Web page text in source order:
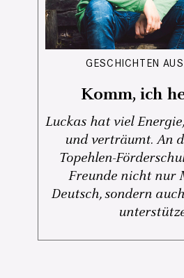
GESCHICHTEN AUS
Komm, ich
Luckas hat viel
und verträumt. An
Topehlen-
Freunde nicht nur
Deutsch, sondern